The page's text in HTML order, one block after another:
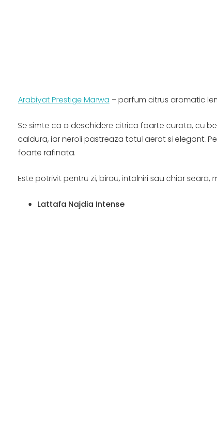
Arabiyat Prestige Marwa – parfum citrus aromatic
Se simte ca o deschidere citrica foarte curata, cu
caldura, iar neroli pastreaza totul aerat si elegant.
foarte rafinata.
Este potrivit pentru zi, birou, intalniri sau chiar
Lattafa Najdia Intense